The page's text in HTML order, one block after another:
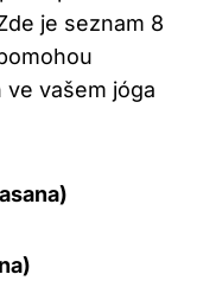
je seznam 8
vašem jóga